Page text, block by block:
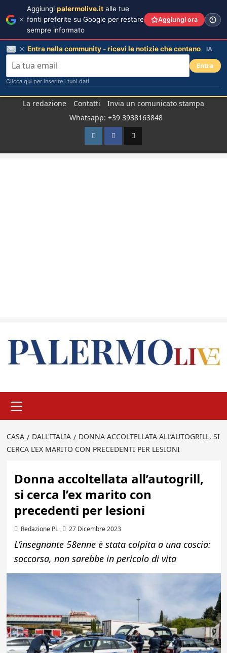
La redazione Contatti
Invia un comunicato stampa
Whatsapp: +39 3938163848
InstagramFacebook
TikTok
principale
CASA DALL'ITALIA
DONNA ACCOLTELLATA ALL’AUTOGRILL, SI
CERCA L’EX MARITO CON PRECEDENTI PER LESIONI
Donna accoltellata all’autogrill,
si cerca l’ex marito con
precedenti per lesioni
Redazione PL 27 Dicembre 2023
L’insegnante 58enne è stata colpita a una coscia:
soccorsa, non sarebbe in pericolo di vita
Aggiungi palermolive.it alle tue
fonti preferite su Google per restare
sempre informato
Aggiungi ora
Entra nella community - ricevi le notizie che contano IA
Entra
Clicca qui per inserire i tuoi dati